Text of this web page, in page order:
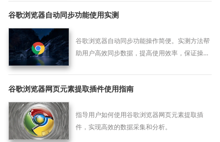
谷歌浏览器自动同步功能使用实测
谷歌浏览器自动同步功能操作简便。实测方法帮
助用户高效同步数据，提高使用效率，保证操作
谷歌浏览器网页元素提取插件使用指南
指导用户如何使用谷歌浏览器网页元素提取插
件，实现高效的数据采集和分析。